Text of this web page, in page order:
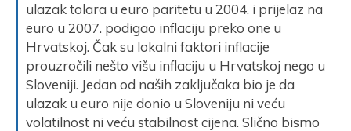
ulazak tolara u euro paritetu u 2004. i prijelaz na
euro u 2007. podigao inflaciju preko one u
Hrvatskoj. Čak su lokalni faktori inflacije
prouzročili nešto višu inflaciju u Hrvatskoj nego u
Sloveniji. Jedan od naših zaključaka bio je da
ulazak u euro nije donio u Sloveniju ni veću
volatilnost ni veću stabilnost cijena. Slično bismo